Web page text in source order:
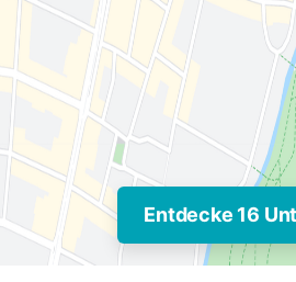
Entdecke 16